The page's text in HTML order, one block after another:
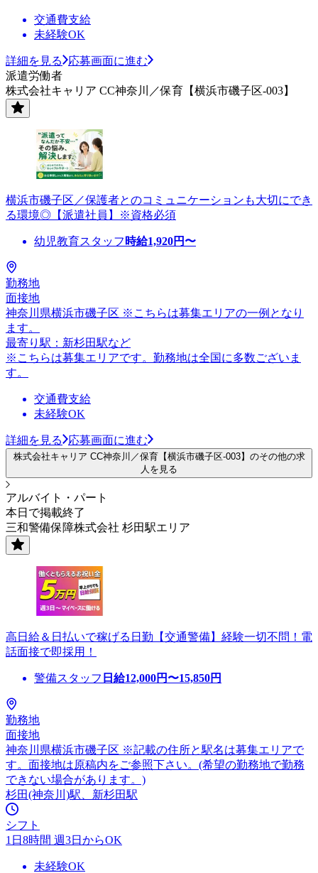
交通費支給
未経験OK
詳細を見る
応募画面に進む
派遣労働者
株式会社キャリア CC神奈川／保育【横浜市磯子区-003】
横浜市磯子区／保護者とのコミュニケーションも大切にでき
る環境◎【派遣社員】※資格必須
幼児教育スタッフ 時給1,920円〜
勤務地
面接地
神奈川県横浜市磯子区 ※こちらは募集エリアの一例となり
ます。
最寄り駅：新杉田駅など
※こちらは募集エリアです。勤務地は全国に多数ございま
す。
交通費支給
未経験OK
詳細を見る 応募画面に進む
株式会社キャリア CC神奈川／保育【横浜市磯子区-003】のその他の求
人を見る
アルバイト・パート
本日で掲載終了
三和警備保障株式会社 杉田駅エリア
高日給＆日払いで稼げる日勤【交通警備】経験一切不問！電
話面接で即採用！
警備スタッフ 日給12,000円〜15,850円
勤務地
面接地
神奈川県横浜市磯子区 ※記載の住所と駅名は募集エリアで
す。面接地は原稿内をご参照下さい。(希望の勤務地で勤務
できない場合があります。)
杉田(神奈川)駅、新杉田駅
シフト
1日8時間 週3日からOK
未経験OK